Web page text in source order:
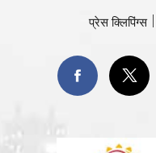
प्रेस क्लिपिंग्स